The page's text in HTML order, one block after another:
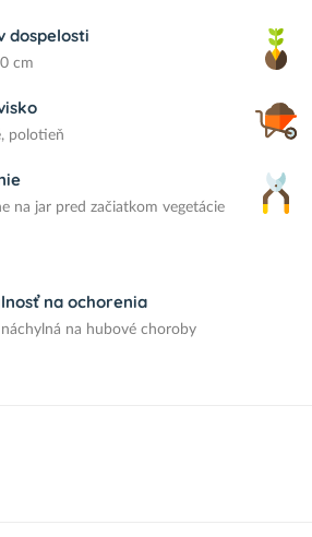
dospelosti
cm
polotieň
na jar pred začiatkom vegetácie
na ochorenia
na hubové choroby